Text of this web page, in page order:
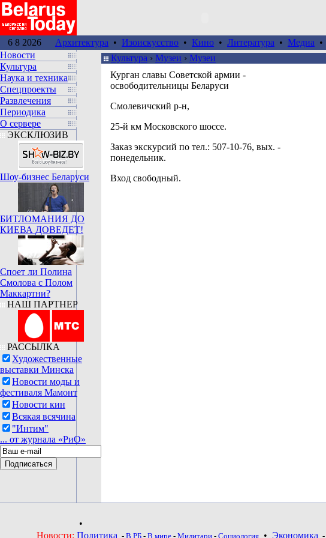
6 8 2026 Архитектура • Изоискусство • Кино • Литература • Медиа •
Новости
Культура
Наука и техника
Спецпроекты
Развлечения
Периодика
О сервере
ЭКСКЛЮЗИВ
Шоу-бизнес Беларуси
БИТЛОМАНИЯ ДО
КИЕВА ДОВЕДЕТ!
Споет ли Полина
Смолова с Полом
Маккартни?
НАШ ПАРТНЕР
РАССЫЛКА
Художественные
выставки Минска
Новости моды и
фестиваля Мамонт
Новости кин
Всякая всячина
"Интим"
... от журнала «РиО»
Культура › Музеи › Музеи
Курган славы Советской армии -
освободительницы Беларуси
Смолевичский р-н,
25-й км Московского шоссе.
Заказ экскурсий по тел.: 507-10-76, вых. -
понедельник.
Вход свободный.
•
Новости: Политика - В РБ - В мире - Милитари - Социология • Экономика -